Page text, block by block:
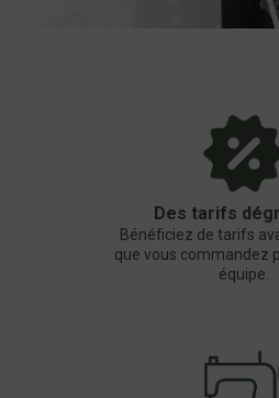
Des tarifs
Bénéficiez de tarifs
que vous commandez
équipe.